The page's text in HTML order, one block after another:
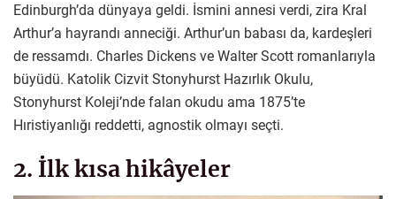
Edinburgh’da dünyaya geldi. İsmini annesi verdi, zira Kral
Arthur’a hayrandı anneciği. Arthur’un babası da, kardeşleri
de ressamdı. Charles Dickens ve Walter Scott romanlarıyla
büyüdü. Katolik Cizvit Stonyhurst Hazırlık Okulu,
Stonyhurst Koleji’nde falan okudu ama 1875’te
Hıristiyanlığı reddetti, agnostik olmayı seçti.
2. İlk kısa hikâyeler